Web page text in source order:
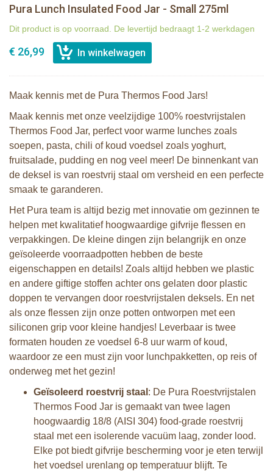
Pura Lunch Insulated Food Jar - Small 275ml
Dit product is op voorraad. De levertijd bedraagt 1-2 werkdagen
€ 26,99
Maak kennis met de Pura Thermos Food Jars!
Maak kennis met onze veelzijdige 100% roestvrijstalen
Thermos Food Jar, perfect voor warme lunches zoals
soepen, pasta, chili of koud voedsel zoals yoghurt,
fruitsalade, pudding en nog veel meer! De binnenkant van
de deksel is van roestvrij staal om versheid en een perfecte
smaak te garanderen.
Het Pura team is altijd bezig met innovatie om gezinnen te
helpen met kwalitatief hoogwaardige gifvrije flessen en
verpakkingen. De kleine dingen zijn belangrijk en onze
geïsoleerde voorraadpotten hebben de beste
eigenschappen en details! Zoals altijd hebben we plastic
en andere giftige stoffen achter ons gelaten door plastic
doppen te vervangen door roestvrijstalen deksels. En net
als onze flessen zijn onze potten ontworpen met een
siliconen grip voor kleine handjes! Leverbaar is twee
formaten houden ze voedsel 6-8 uur warm of koud,
waardoor ze een must zijn voor lunchpakketten, op reis of
onderweg met het gezin!
Geïsoleerd roestvrij staal : De Pura Roestvrijstalen
Thermos Food Jar is gemaakt van twee lagen
hoogwaardig 18/8 (AISI 304) food-grade roestvrij
staal met een isolerende vacuüm laag, zonder lood.
Elke pot biedt gifvrije bescherming voor je eten terwijl
het voedsel urenlang op temperatuur blijft. Te